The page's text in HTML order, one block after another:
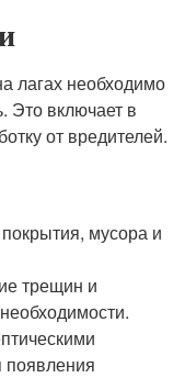
лагах необходимо
Это включает в
от вредителей.
мусора и
трещин и